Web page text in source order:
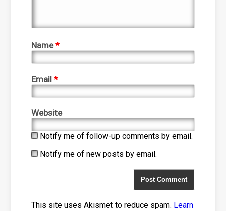
Name*
Email*
Website
Notify me of follow-up comments by email.
Notify me of new posts by email.
This site uses Akismet to reduce spam. Learn